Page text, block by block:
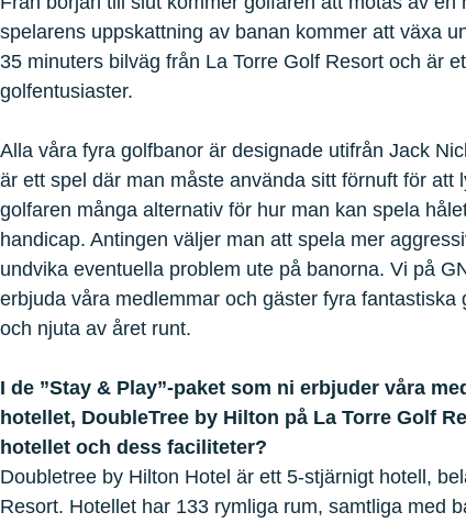
spelarens uppskattning av banan kommer att växa
35 minuters bilväg från La Torre Golf Resort och är
golfentusiaster.
Alla våra fyra golfbanor är designade utifrån Jack
är ett spel där man måste använda sitt förnuft för att
golfaren många alternativ för hur man kan spela
handicap. Antingen väljer man att spela mer
undvika eventuella problem ute på banorna. Vi på
erbjuda våra medlemmar och gäster fyra fantastiska
och njuta av året runt.
I de ”Stay & Play”-paket som ni erbjuder våra
hotellet, DoubleTree by Hilton på La Torre Golf
hotellet och dess faciliteter?
Doubletree by Hilton Hotel är ett 5-stjärnigt hotell,
Resort. Hotellet har 133 rymliga rum, samtliga med